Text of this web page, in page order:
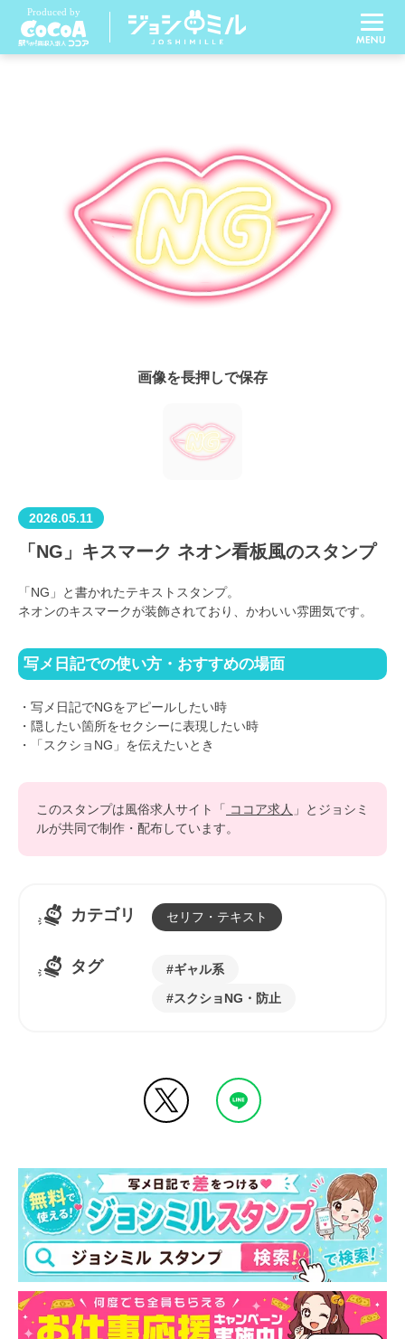
画像を長押しで保存
2026.05.11
「NG」キスマーク ネオン看板風のスタンプ
「NG」と書かれたテキストスタンプ。
ネオンのキスマークが装飾されており、かわいい雰囲気です。
写メ日記での使い方・おすすめの場面
・写メ日記でNGをアピールしたい時
・隠したい箇所をセクシーに表現したい時
・「スクショNG」を伝えたいとき
このスタンプは風俗求人サイト「 ココア求人 」とジョシミ
ルが共同で制作・配布しています。
カテゴリ セリフ・テキスト
タグ
ギャル系
スクショNG・防止